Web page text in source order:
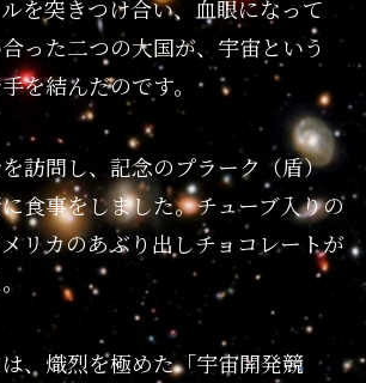
を突きつけ合い、血眼になって
った二つの大国が、宇宙という
を結んだのです。
訪問し、記念のプラーク（盾）
食事をしました。チューブ入りの
リカのあぶり出しチョコレートが
、熾烈を極めた「宇宙開発競